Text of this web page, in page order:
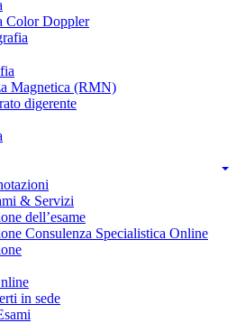
Color Doppler
Magnetica (RMN)
digerente
& Servizi
dell’esame
Consulenza Specialistica Online
in sede